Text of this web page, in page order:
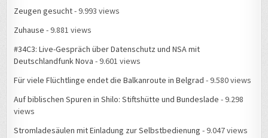
Zeugen gesucht- 9.993 views
Zuhause - 9.881 views
#34C3: Live-Gespräch über Datenschutz und NSA mit
Deutschlandfunk Nova - 9.601 views
Für viele Flüchtlinge endet die Balkanroute in Belgrad - 9.580 views
Auf biblischen Spuren in Shilo: Stiftshütte und Bundeslade - 9.298
views
Stromladesäulen mit Einladung zur Selbstbedienung - 9.047 views